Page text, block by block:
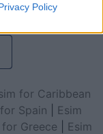
Policy
for Caribbean
Spain
Esim
for Greece
Esim